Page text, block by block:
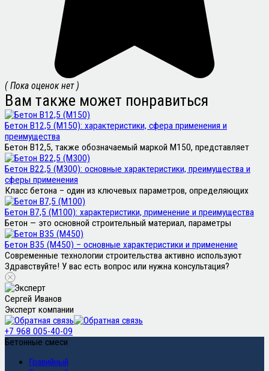
( Пока оценок нет )
Вам также может понравиться
Бетон В12,5 (М150): характеристики, сфера применения и
преимущества
Бетон В12,5, также обозначаемый маркой М150, представляет
Бетон В22,5 (М300): основные характеристики, преимущества и
сферы применения
Класс бетона – один из ключевых параметров, определяющих
Бетон В7,5 (М100): характеристики, применение и преимущества
Бетон — это основной строительный материал, параметры
Бетон В35 (М450) – основные характеристики и применение
Современные технологии строительства активно используют
Здравствуйте! У вас есть вопрос или нужна консультация?
Сергей Иванов
Эксперт компании
+7 968 005-40-09
Бетонные смеси
Гравийный